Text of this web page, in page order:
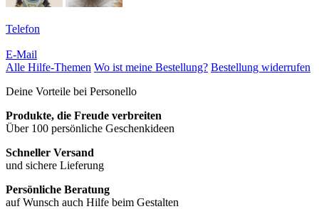
Telefon
E-Mail
Alle Hilfe-Themen Wo ist meine Bestellung? Bestellung widerrufen
Deine Vorteile bei Personello
Produkte, die Freude verbreiten
Über 100 persönliche Geschenkideen
Schneller Versand
und sichere Lieferung
Persönliche Beratung
auf Wunsch auch Hilfe beim Gestalten